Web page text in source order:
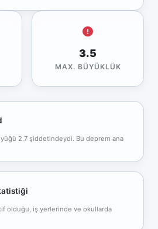
3.5
MAX. BÜYÜKLÜK
2.7 şiddetindeydi. Bu deprem ana
olduğu, iş yerlerinde ve okullarda